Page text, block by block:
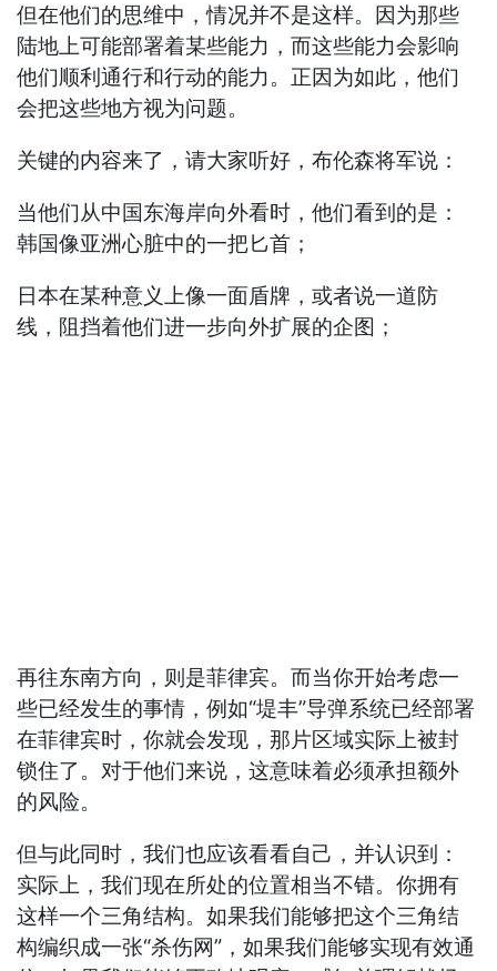
但在他们的思维中，情况并不是这样。因为那些
陆地上可能部署着某些能力，而这些能力会影响
他们顺利通行和行动的能力。正因为如此，他们
会把这些地方视为问题。
关键的内容来了，请大家听好，布伦森将军说：
当他们从中国东海岸向外看时，他们看到的是：
韩国像亚洲心脏中的一把匕首；
日本在某种意义上像一面盾牌，或者说一道防
线，阻挡着他们进一步向外扩展的企图；
再往东南方向，则是菲律宾。而当你开始考虑一
些已经发生的事情，例如“堤丰”导弹系统已经部署
在菲律宾时，你就会发现，那片区域实际上被封
锁住了。对于他们来说，这意味着必须承担额外
的风险。
但与此同时，我们也应该看看自己，并认识到：
实际上，我们现在所处的位置相当不错。你拥有
这样一个三角结构。如果我们能够把这个三角结
构编织成一张“杀伤网”，如果我们能够实现有效通